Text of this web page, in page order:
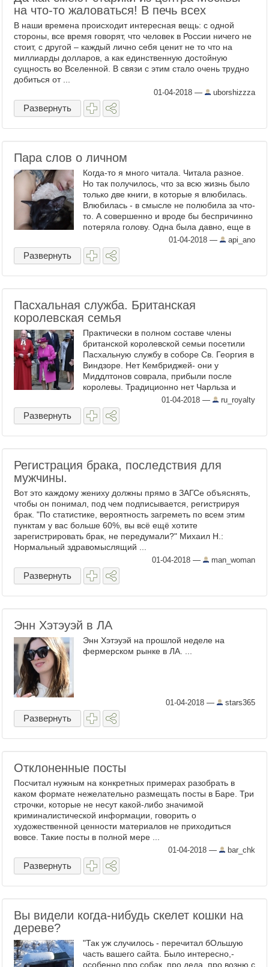
на что-то жаловаться! В печь всех
В наши времена происходит интересная вещь: с одной
стороны, все время говорят, что человек в России ничего не
стоит, с другой – каждый лично себя ценит не то что на
миллиарды долларов, а как единственную достойную
сущность во Вселенной. В связи с этим стало очень трудно
добиться от ...
01-04-2018 — uborshizzza
Развернуть
Пара слов о личном
Когда-то я много читала. Читала разное.
Но так получилось, что за всю жизнь было
только две книги, в которые я влюбилась.
Влюбилась - в смысле не полюбила за что-
то. А совершенно и вроде бы беспричинно
потеряла голову. Одна была давно, еще в
школе. Другая – в прошлом году. Я долго
...
01-04-2018 — api_ano
Развернуть
Пасхальная служба. Британская
королевская семья
Практически в полном составе члены
британской королевской семьи посетили
Пасхальную службу в соборе Св. Георгия в
Виндзоре. Нет Кембриджей- они у
Миддлтонов соврала, прибыли после
королевы. Традиционно нет Чарльза и
Камиллы- они в Шотландии проводят
Пасху, нет и Гарри с Меган (где они ...
01-04-2018 — ru_royalty
Развернуть
Регистрация брака, последствия для
мужчины.
Вот это каждому жениху должны прямо в ЗАГСе объяснять,
чтобы он понимал, под чем подписывается, регистрируя
брак. "По статистике, вероятность загреметь по всем этим
пунктам у вас больше 60%, вы всё ещё хотите
зарегистрировать брак, не передумали?" Михаил Н.:
Нормальный здравомыслящий ...
01-04-2018 — man_woman
Развернуть
Энн Хэтэуэй в ЛА
Энн Хэтэуэй на прошлой неделе на
фермерском рынке в ЛА. ...
01-04-2018 — stars365
Развернуть
Отклоненные посты
Посчитал нужным на конкретных примерах разобрать в
каком формате нежелательно размещать посты в Баре. Три
строчки, которые не несут какой-либо значимой
криминалистической информации, говорить о
художественной ценности материалов не приходиться
вовсе. Такие посты в полной мере ...
01-04-2018 — bar_chk
Развернуть
Вы видели когда-нибудь скелет кошки на
дереве?
"Так уж случилось - перечитал бОльшую
часть вашего сайта. Было интересно,-
особенно про собак, про деда, про возню с